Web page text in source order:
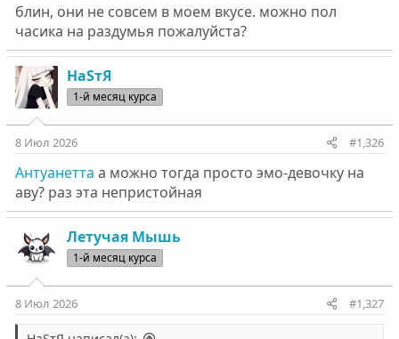
блин, они не совсем в моем вкусе. можно пол
часика на раздумья пожалуйста?
НаSтЯ
1-й месяц курса
8 Июл 2026 #1,326
Антуанетта а можно тогда просто эмо-девочку на
аву? раз эта непристойная
Летучая Мышь
1-й месяц курса
8 Июл 2026 #1,327